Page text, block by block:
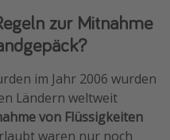
zur Mitnahme
im Jahr 2006 wurden
Ländern weltweit
von Flüssigkeiten
waren nur noch